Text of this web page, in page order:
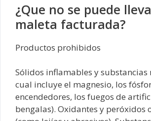
¿Que no se puede
maleta facturada?
Productos prohibidos
Sólidos inflamables y substancias
cual incluye el magnesio, los
encendedores, los fuegos de
bengalas). Oxidantes y peróxidos